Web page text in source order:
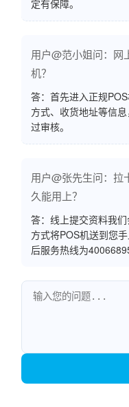
定有保障。
用户@范小姐问：网
机？
答：首先进入正规
方式、收货地址等信
过审核。
用户@张先生问：拉
久能用上？
答：线上提交资料我
方式将POS机送到您
后服务热线为